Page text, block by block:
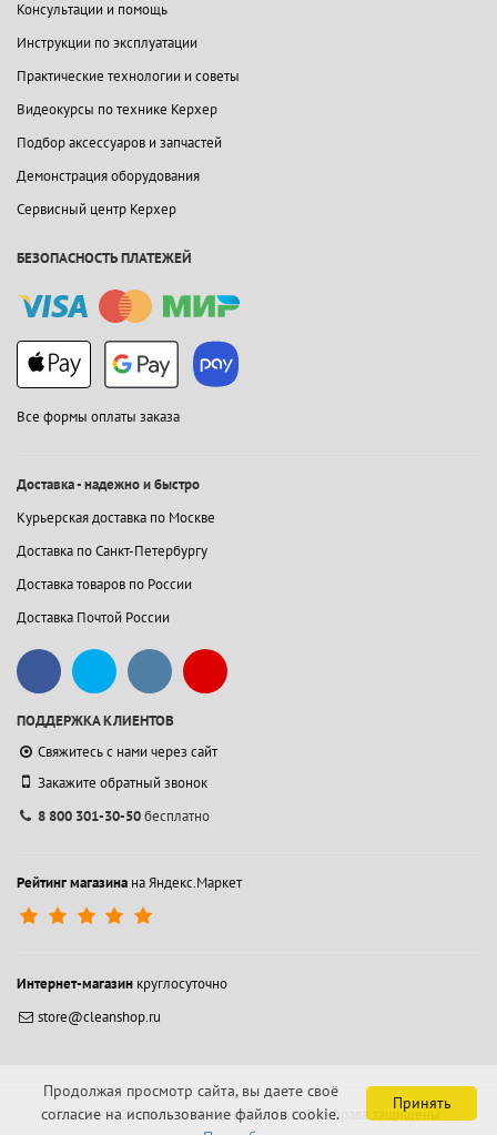
Консультации и помощь
Инструкции по эксплуатации
Практические технологии и советы
Видеокурсы по технике Керхер
Подбор аксессуаров и запчастей
Демонстрация оборудования
Сервисный центр Керхер
БЕЗОПАСНОСТЬ ПЛАТЕЖЕЙ
Все формы оплаты заказа
Доставка - надежно и быстро
Курьерская доставка по Москве
Доставка по Санкт-Петербургу
Доставка товаров по России
Доставка Почтой России
ПОДДЕРЖКА КЛИЕНТОВ
Свяжитесь с нами через сайт
Закажите обратный звонок
8 800 301-30-50бесплатно
Рейтинг магазина на Яндекс.Маркет
Интернет-магазин круглосуточно
store@cleanshop.ru
© 1994-2026 Контакт Интернейшнл АО.Все права защищены.
Принять
Продолжая просмотр сайта, вы даете своё
согласие на использование файлов cookie.